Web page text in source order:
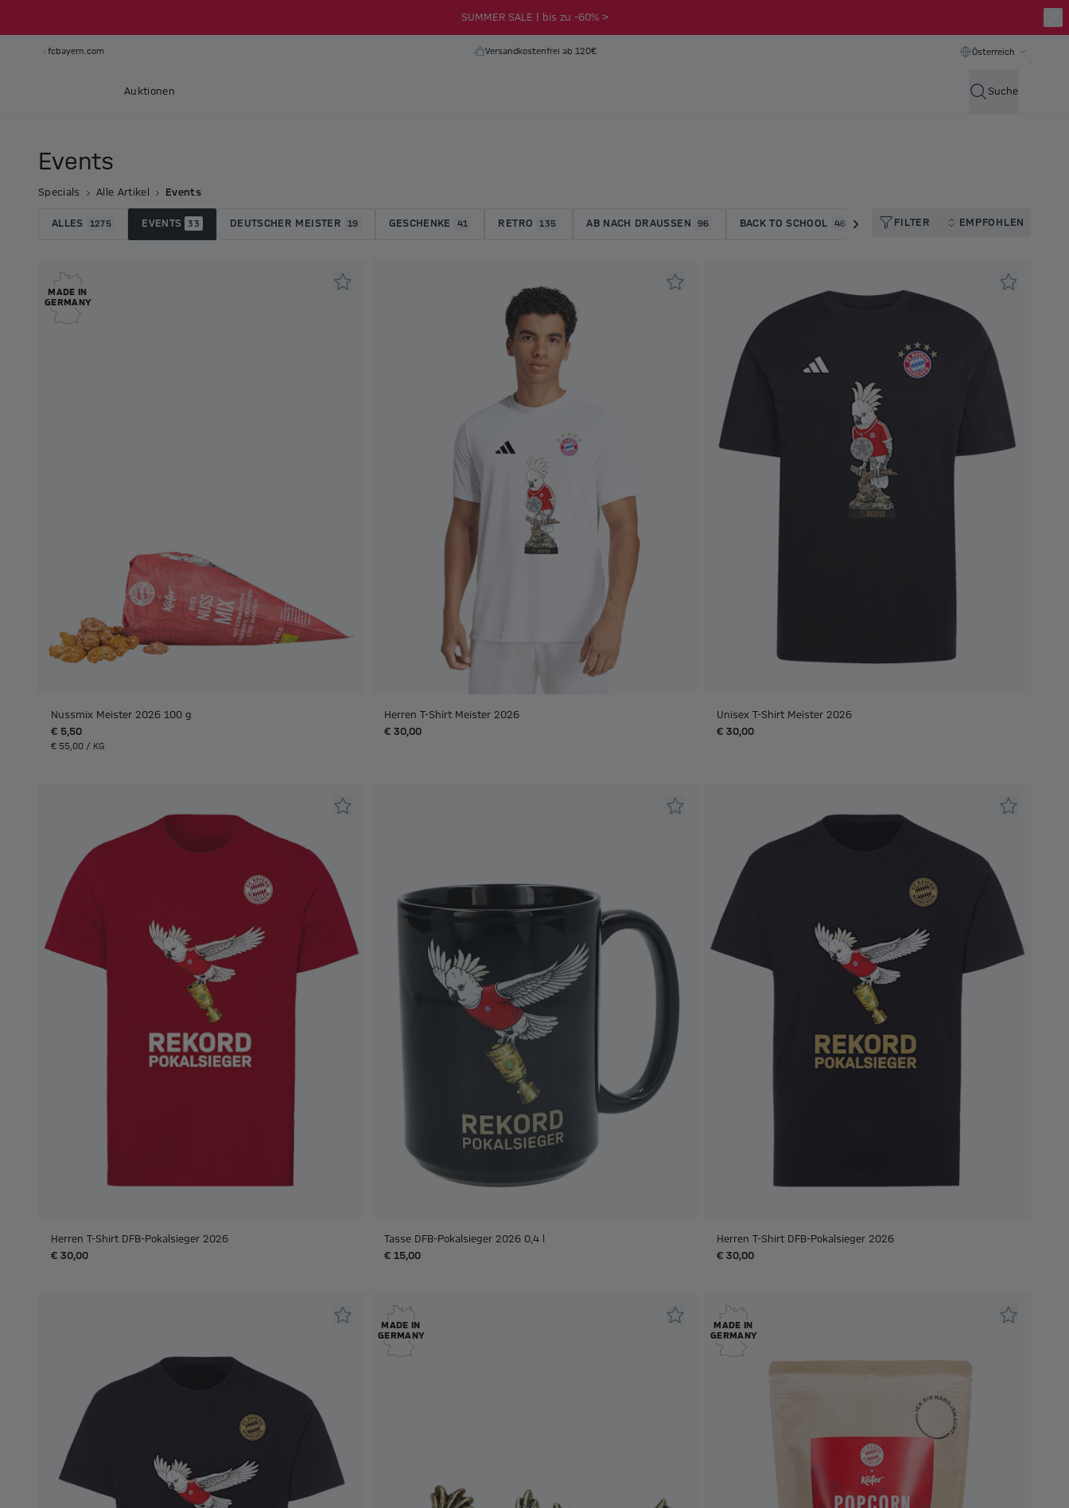
SUMMER SALE | bis zu -60% >
fcbayern.com Versandkostenfrei ab 120€ Österreich
Auktionen Suche
Events
Specials Alle Artikel Events
ALLES 1275 EVENTS 33 DEUTSCHER MEISTER 19 GESCHENKE 41 RETRO 135 AB NACH DRAUSSEN 96 BACK TO SCHOOL 46 OKTOBERFEST 45 PROMOTION
FILTER EMPFOHLEN
MADE IN
GERMANY
Nussmix Meister 2026 100 g
€ 5,50
€ 55,00 / KG
Herren T-Shirt Meister 2026
€ 30,00
Unisex T-Shirt Meister 2026
€ 30,00
Herren T-Shirt DFB-Pokalsieger 2026
€ 30,00
Tasse DFB-Pokalsieger 2026 0,4 l
€ 15,00
Herren T-Shirt DFB-Pokalsieger 2026
€ 30,00
MADE IN
GERMANY
MADE IN
GERMANY